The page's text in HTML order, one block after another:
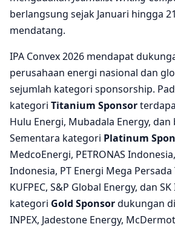
berlangsung sejak Januari hingga
mendatang.
IPA Convex 2026 mendapat
perusahaan energi nasional dan
sejumlah kategori sponsorship.
kategori Titanium Sponsor
Hulu Energi, Mubadala Energy, dan
Sementara kategori Platinum
MedcoEnergi, PETRONAS
Indonesia, PT Energi Mega Persada
KUFPEC, S&P Global Energy, dan
kategori Gold Sponsordukungan
INPEX, Jadestone Energy,